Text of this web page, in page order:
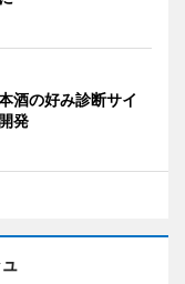
酒の好み診断サイ
発